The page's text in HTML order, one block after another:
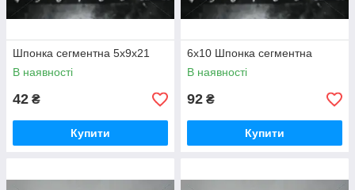
Шпонка сегментна 5х9х21
В наявності
42 ₴
Купити
6х10 Шпонка сегментна
В наявності
92 ₴
Купити